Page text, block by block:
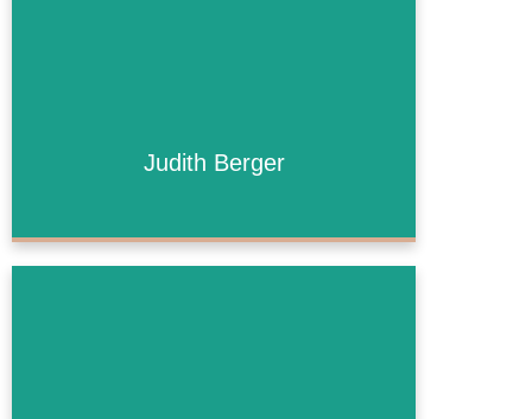
Judith Berger
Mehr Informationen